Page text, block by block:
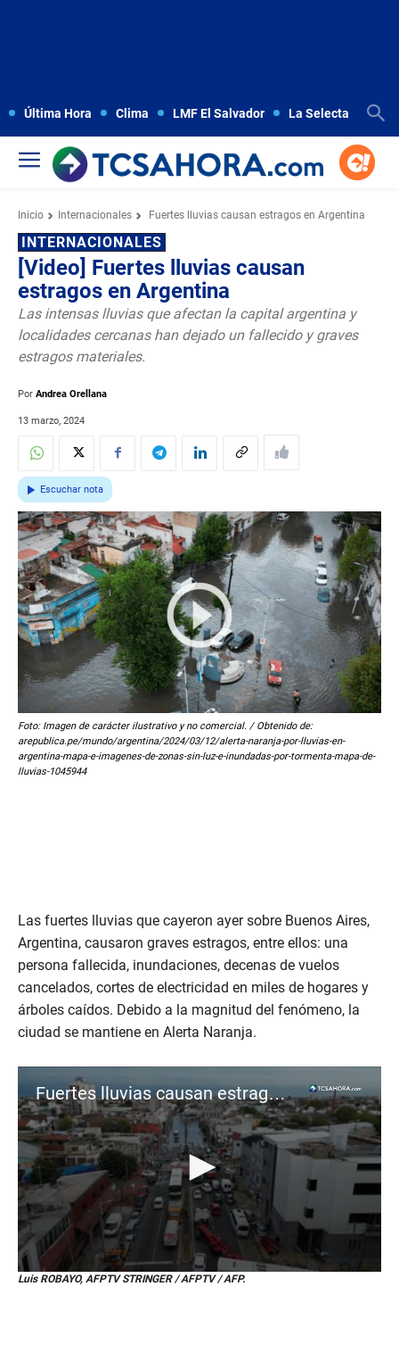
Última Hora Clima LMF El Salvador La Selecta
Inicio Internacionales Fuertes lluvias causan estragos en Argentina
INTERNACIONALES
[Video] Fuertes lluvias causan
estragos en Argentina
Las intensas lluvias que afectan la capital argentina y
localidades cercanas han dejado un fallecido y graves
estragos materiales.
Por Andrea Orellana
13 marzo, 2024
Escuchar nota
Foto: Imagen de carácter ilustrativo y no comercial. / Obtenido de:
arepublica.pe/mundo/argentina/2024/03/12/alerta-naranja-por-lluvias-en-
argentina-mapa-e-imagenes-de-zonas-sin-luz-e-inundadas-por-tormenta-mapa-de-
lluvias-1045944
Las fuertes lluvias que cayeron ayer sobre Buenos Aires,
Argentina, causaron graves estragos, entre ellos: una
persona fallecida, inundaciones, decenas de vuelos
cancelados, cortes de electricidad en miles de hogares y
árboles caídos. Debido a la magnitud del fenómeno, la
ciudad se mantiene en Alerta Naranja.
Fuertes lluvias causan estragos en Argentina
0
Luis ROBAYO, AFPTV STRINGER / AFPTV / AFP.